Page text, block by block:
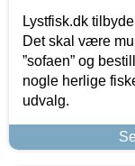
Lystfisk.dk
Det skal være
”sofaen” og
nogle herlige
udvalg.